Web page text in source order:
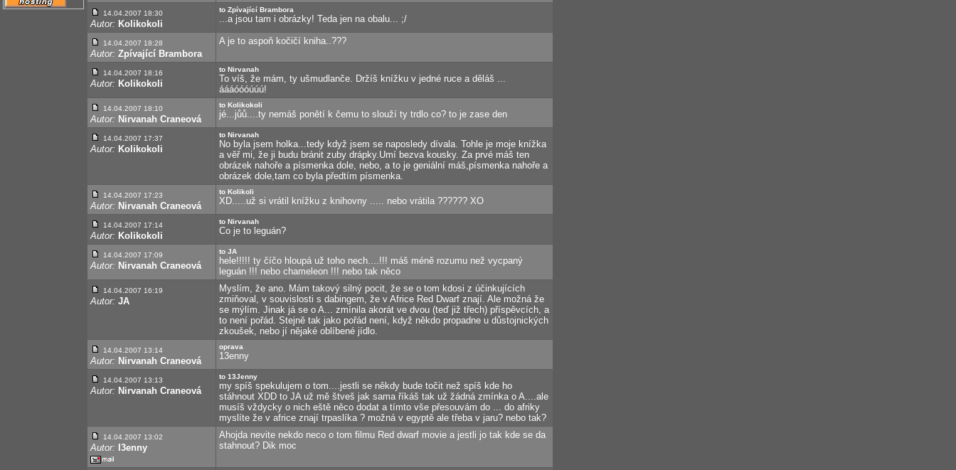
14.04.2007 18:30
Autor: Kolikokoli
to Zpívající Brambora
...a jsou tam i obrázky! Teda jen na obalu... ;/
14.04.2007 18:28
Autor: Zpívající Brambora
A je to aspoň kočičí kniha..???
14.04.2007 18:16
Autor: Kolikokoli
to Nirvanah
To víš, že mám, ty ušmudlanče. Držíš knížku v jedné ruce a děláš ...
áááóóóúúú!
14.04.2007 18:10
Autor: Nirvanah Craneová
to Kolikokoli
jé...jůů....ty nemáš ponětí k čemu to slouží ty trdlo co? to je zase den
14.04.2007 17:37
Autor: Kolikokoli
to Nirvanah
No byla jsem holka...tedy když jsem se naposledy dívala. Tohle je moje knížka
a věř mi, že ji budu bránit zuby drápky.Umí bezva kousky. Za prvé máš ten
obrázek nahoře a písmenka dole, nebo, a to je geniální máš,písmenka nahoře a
obrázek dole,tam co byla předtím písmenka.
14.04.2007 17:23
Autor: Nirvanah Craneová
to Kolikoli
XD.....už si vrátil knížku z knihovny ..... nebo vrátila ?????? XO
14.04.2007 17:14
Autor: Kolikokoli
to Nirvanah
Co je to leguán?
14.04.2007 17:09
Autor: Nirvanah Craneová
to JA
hele!!!!! ty číčo hloupá už toho nech....!!! máš méně rozumu než vycpaný
leguán !!! nebo chameleon !!! nebo tak něco
14.04.2007 16:19
Autor: JA
Myslím, že ano. Mám takový silný pocit, že se o tom kdosi z účinkujících
zmiňoval, v souvislosti s dabingem, že v Africe Red Dwarf znají. Ale možná že
se mýlím. Jinak já se o A... zmínila akorát ve dvou (teď již třech) příspěvcích, a
to není pořád. Stejně tak jako pořád není, když někdo propadne u důstojnických
zkoušek, nebo jí nějaké oblíbené jídlo.
14.04.2007 13:14
Autor: Nirvanah Craneová
oprava
13enny
14.04.2007 13:13
Autor: Nirvanah Craneová
to 13Jenny
my spíš spekulujem o tom....jestli se někdy bude točit než spíš kde ho
stáhnout XDD to JA už mě štveš jak sama říkáš tak už žádná zmínka o A....ale
musíš vždycky o nich eště něco dodat a tímto vše přesouvám do ... do afriky
myslíte že v africe znají trpaslíka ? možná v egyptě ale třeba v jaru? nebo tak?
14.04.2007 13:02
Autor: I3enny
Ahojda nevite nekdo neco o tom filmu Red dwarf movie a jestli jo tak kde se da
stahnout? Dik moc